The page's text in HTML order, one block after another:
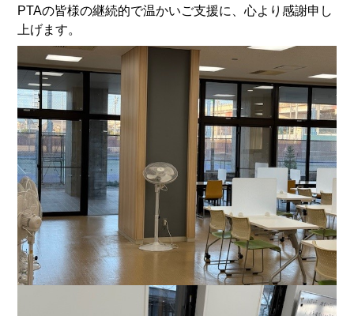
PTAの皆様の継続的で温かいご支援に、心より感謝申し
上げます。